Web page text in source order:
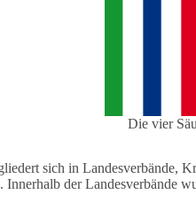
Die vier
sich in Landesverbände,
Innerhalb der Landesverbände